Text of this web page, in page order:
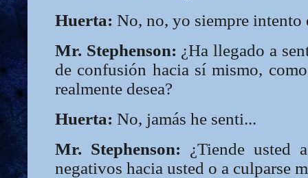
Huerta: No, no, yo siempre intento
Mr. Stephenson: ¿Ha llegado a
de confusión hacia sí mismo,
realmente desea?
Huerta: No, jamás he senti...
Mr. Stephenson: ¿Tiende usted
negativos hacia usted o a culparse